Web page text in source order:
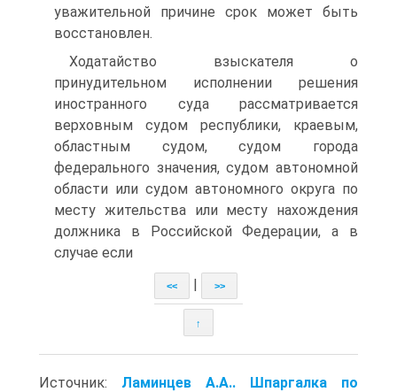
уважительной причине срок может быть
восстановлен.
Ходатайство взыскателя о
принудительном исполнении решения
иностранного суда рассматривается
верховным судом республики, краевым,
областным судом, судом города
федерального значения, судом автономной
области или судом автономного округа по
месту жительства или месту нахождения
должника в Российской Федерации, а в
случае если
<< >>
↑
Источник: Ламинцев А.А.. Шпаргалка по